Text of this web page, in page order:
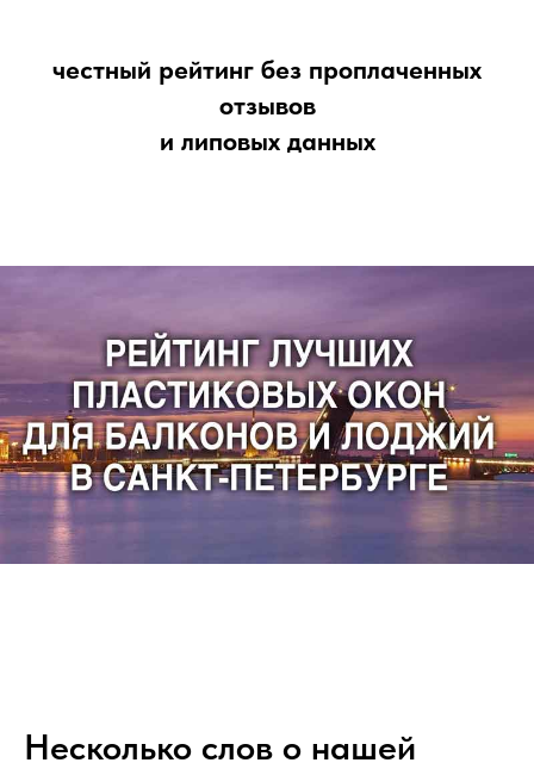
честный рейтинг без проплаченных
отзывов
и липовых данных
Несколько слов о нашей